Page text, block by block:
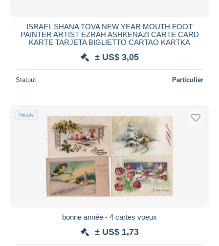
Eindigt binnen uren
Van
Betaalmiddelen
PayPal
Bankoverschrijving
Visa
Mastercard
Bancontact
Maestro
ISRAEL SHANA TOVA NEW YEAR MOUTH FOOT
PAINTER ARTIST EZRAH ASHKENAZI CARTE CARD
KARTE TARJETA BIGLIETTO CARTAO KARTKA
± US$ 3,05
Statuut Particulier
Nieuw
bonne année - 4 cartes voeux
± US$ 1,73